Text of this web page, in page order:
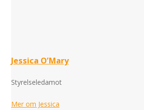
Jessica O’Mary
Styrelseledamot
Mer om Jessica